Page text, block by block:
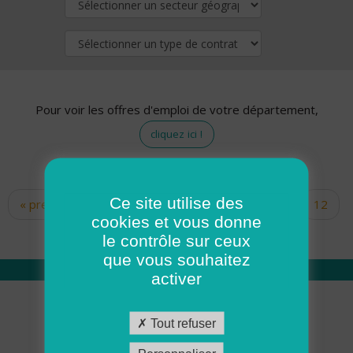
Pour voir les offres d'emploi de votre département,
cliquez ici !
Pages
« premier ‹ précédent … 10
12
14 15 16 17
Qui sommes nous
Académie ADMR
Ce site utilise des
cookies et vous donne
le contrôle sur ceux
que vous souhaitez
activer
Tout refuser